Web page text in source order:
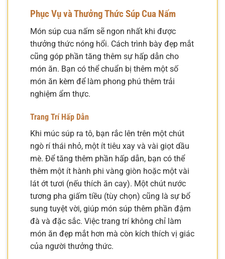
Phục Vụ và Thưởng Thức Súp Cua Nấm
Món súp cua nấm sẽ ngon nhất khi được
thưởng thức nóng hổi. Cách trình bày đẹp mắt
cũng góp phần tăng thêm sự hấp dẫn cho
món ăn. Bạn có thể chuẩn bị thêm một số
món ăn kèm để làm phong phú thêm trải
nghiệm ẩm thực.
Trang Trí Hấp Dẫn
Khi múc súp ra tô, bạn rắc lên trên một chút
ngò rí thái nhỏ, một ít tiêu xay và vài giọt dầu
mè. Để tăng thêm phần hấp dẫn, bạn có thể
thêm một ít hành phi vàng giòn hoặc một vài
lát ớt tươi (nếu thích ăn cay). Một chút nước
tương pha giấm tiều (tùy chọn) cũng là sự bổ
sung tuyệt vời, giúp món súp thêm phần đậm
đà và đặc sắc. Việc trang trí không chỉ làm
món ăn đẹp mắt hơn mà còn kích thích vị giác
của người thưởng thức.